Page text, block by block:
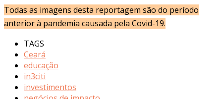
Todas as imagens desta reportagem são do período
anterior à pandemia causada pela Covid-19.
TAGS
Ceará
educação
in3citi
investimentos